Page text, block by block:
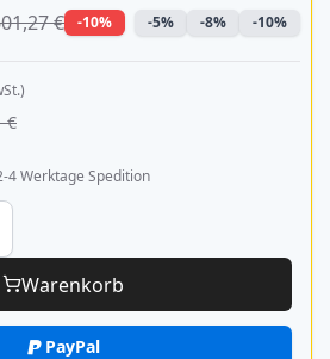
€ -10% -5% -8% -10%
€
4 Werktage Spedition
Warenkorb
PayPal